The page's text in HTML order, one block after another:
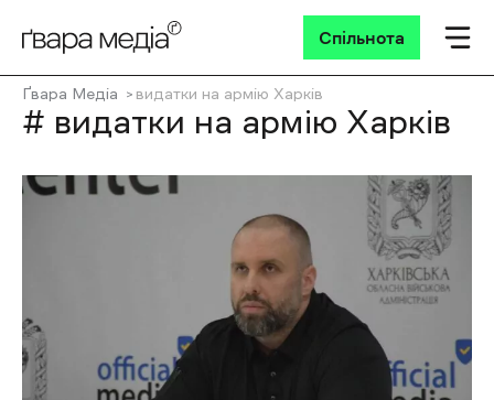
Спільнота
Ґвара Медіа видатки на армію Харків
# видатки на армію Харків